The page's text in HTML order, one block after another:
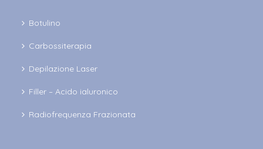
Botulino
Carbossiterapia
Depilazione Laser
Filler – Acido ialuronico
Radiofrequenza Frazionata